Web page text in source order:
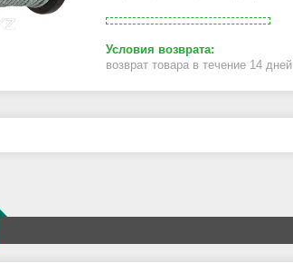
возврат товара в течение 14 дней